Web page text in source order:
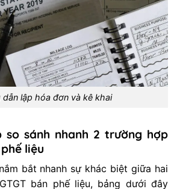
dẫn lập hóa đơn và kê khai
so sánh nhanh 2 trường hợp
liệu
bắt nhanh sự khác biệt giữa hai
bán phế liệu, bảng dưới đây